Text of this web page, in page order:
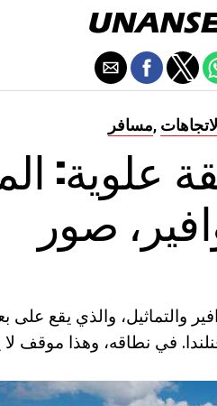
مسافر, الاتجاهات
علوية:
صور
في نطاقه، وهذا موقف